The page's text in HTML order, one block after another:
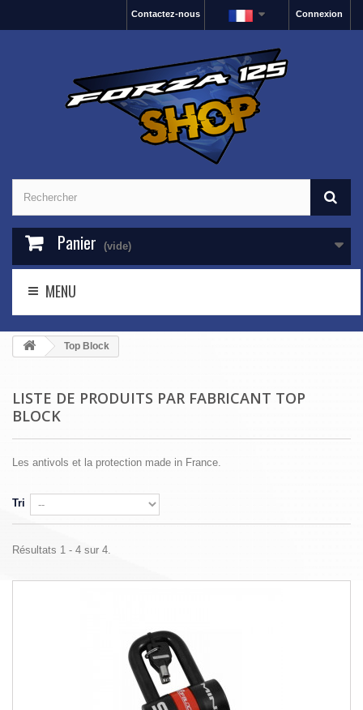
Connexion
Contactez-nous
Panier (vide)
MENU
Top Block
LISTE DE PRODUITS PAR FABRICANT TOP
BLOCK
Les antivols et la protection made in France.
Tri
Résultats 1 - 4 sur 4.